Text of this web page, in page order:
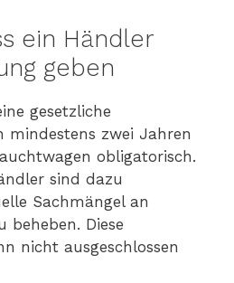
ein Händler
geben
gesetzliche
mindestens zwei Jahren
obligatorisch.
sind dazu
Sachmängel an
beheben. Diese
nicht ausgeschlossen